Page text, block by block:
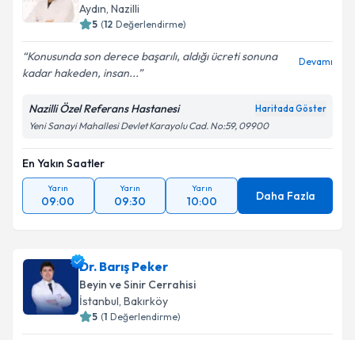
Aydın, Nazilli
5 (12 Değerlendirme)
Konusunda son derece başarılı, aldığı ücreti sonuna
kadar hakeden, insan...
Devamı
Nazilli Özel Referans Hastanesi Haritada Göster
Yeni Sanayi Mahallesi Devlet Karayolu Cad. No:59, 09900
En Yakın Saatler
Yarın
09:00
Yarın
09:30
Yarın
10:00 Daha Fazla
Dr. Barış Peker
Beyin ve Sinir Cerrahisi
İstanbul, Bakırköy
5 (1 Değerlendirme)